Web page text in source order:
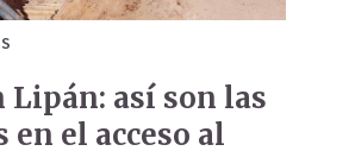
así son las
en el acceso al